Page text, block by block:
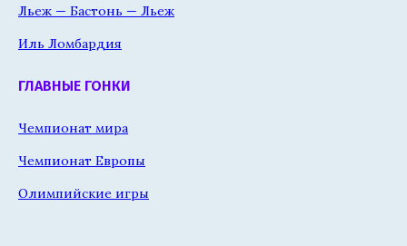
Льеж — Бастонь — Льеж
Иль Ломбардия
ГЛАВНЫЕ ГОНКИ
Чемпионат мира
Чемпионат Европы
Олимпийские игры